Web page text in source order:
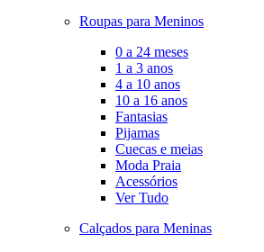
Roupas para Meninos
0 a 24 meses
1 a 3 anos
4 a 10 anos
10 a 16 anos
Fantasias
Pijamas
Cuecas e meias
Moda Praia
Acessórios
Ver Tudo
Calçados para Meninas